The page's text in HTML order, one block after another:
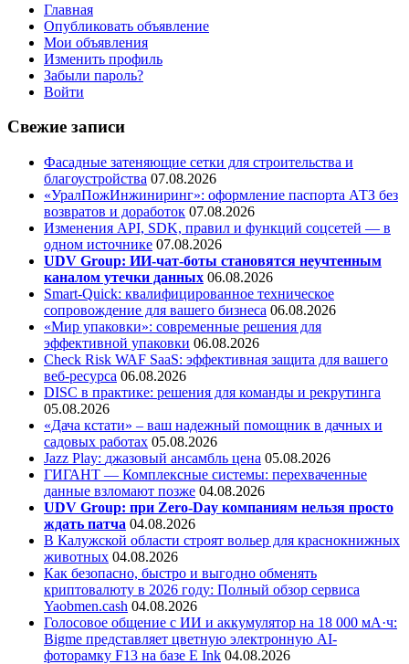
Главная
Опубликовать объявление
Мои объявления
Изменить профиль
Забыли пароль?
Войти
Свежие записи
Фасадные затеняющие сетки для строительства и
благоустройства 07.08.2026
«УралПожИнжиниринг»: оформление паспорта АТЗ без
возвратов и доработок 07.08.2026
Изменения API, SDK, правил и функций соцсетей — в
одном источнике 07.08.2026
UDV Group: ИИ-чат-боты становятся неучтенным
каналом утечки данных 06.08.2026
Smart-Quick: квалифицированное техническое
сопровождение для вашего бизнеса 06.08.2026
«Мир упаковки»: современные решения для
эффективной упаковки 06.08.2026
Check Risk WAF SaaS: эффективная защита для вашего
веб-ресурса 06.08.2026
DISC в практике: решения для команды и рекрутинга
05.08.2026
«Дача кстати» – ваш надежный помощник в дачных и
садовых работах 05.08.2026
Jazz Play: джазовый ансамбль цена 05.08.2026
ГИГАНТ — Комплексные системы: перехваченные
данные взломают позже 04.08.2026
UDV Group: при Zero-Day компаниям нельзя просто
ждать патча 04.08.2026
В Калужской области строят вольер для краснокнижных
животных 04.08.2026
Как безопасно, быстро и выгодно обменять
криптовалюту в 2026 году: Полный обзор сервиса
Yaobmen.cash 04.08.2026
Голосовое общение с ИИ и аккумулятор на 18 000 мА·ч:
Bigme представляет цветную электронную AI-
фоторамку F13 на базе E Ink 04.08.2026